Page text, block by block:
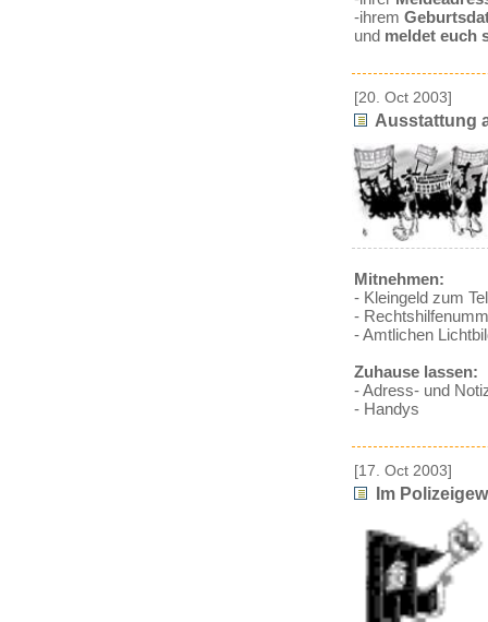
-ihrem
und meldet euch
[20. Oct 2003]
Ausstattung
Mitnehmen:
- Kleingeld zum
-
- Amtlichen
Zuhause lassen:
- Adress- und
- Handys
[17. Oct 2003]
Im